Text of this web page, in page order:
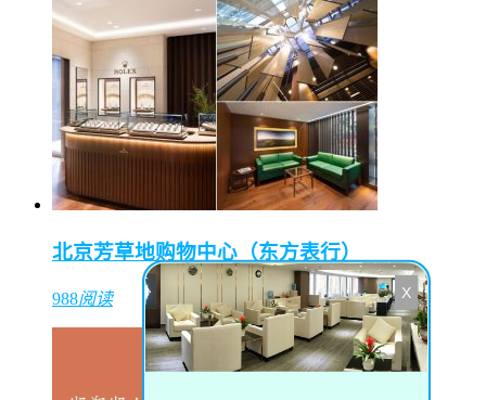
北京芳草地购物中心（东方表行）
988阅读 X